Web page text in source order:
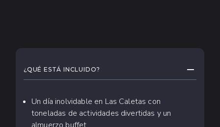
¿QUÉ ESTÁ INCLUIDO?
Un día inolvidable en Las Caletas con
toneladas de actividades divertidas y un